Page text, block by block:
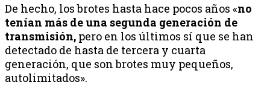
De hecho, los brotes hasta hace pocos años «no
tenían más de una segunda generación de
transmisión, pero en los últimos sí que se han
detectado de hasta de tercera y cuarta
generación, que son brotes muy pequeños,
autolimitados».